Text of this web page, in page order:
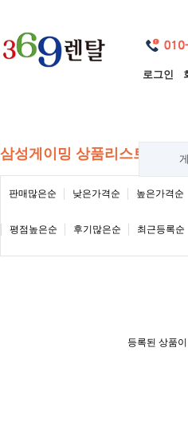
로그인
삼성게이밍 상품리스트
판매많은순 낮은가격순 높은가격순
평점높은순 후기많은순 최근등록순
등록된 상품